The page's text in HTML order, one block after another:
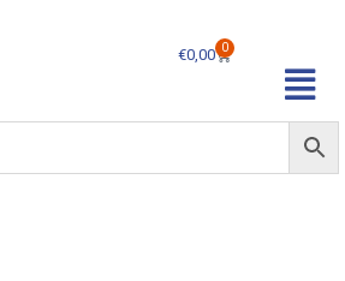
€0,00 0